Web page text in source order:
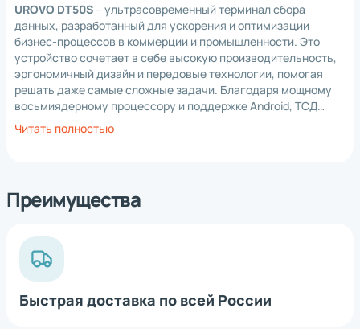
UROVO DT50S – ультрасовременный терминал сбора
данных, разработанный для ускорения и оптимизации
бизнес-процессов в коммерции и промышленности. Это
устройство сочетает в себе высокую производительность,
эргономичный дизайн и передовые технологии, помогая
решать даже самые сложные задачи. Благодаря мощному
восьмиядерному процессору и поддержке Android, ТСД
обеспечивает быстродействие и бесперебойное
функционирование, удовлетворяя потребности бизнеса в
гарантирует длительное функционирование без
устойчивым к пыли, влаге и механическим повреждениям,
поэтому он подойдет для использования даже в суровых
условиях. Универсальность устройства расширяется за
счет поддержки современных технологий, таких как NFC, 4G
LTE и двудиапазонный Wi-Fi. Созданный быть надежным
инструментом, DT50S готов меняться и адаптироваться под
Читать полностью
Преимущества
Быстрая доставка по всей России
*Нажимая на кнопку, вы
обработку